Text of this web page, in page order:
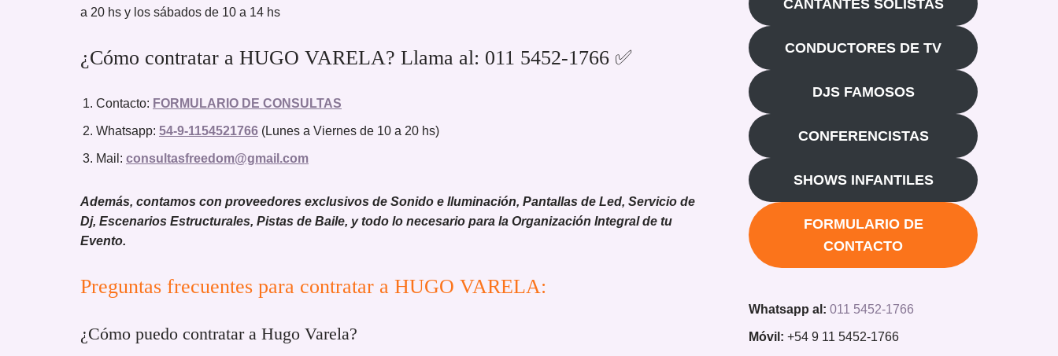
a 20 hs y los sábados de 10 a 14 hs
¿Cómo contratar a HUGO VARELA? Llama al: 011 5452-1766 ✅
Contacto: FORMULARIO DE CONSULTAS
Whatsapp: 54-9-1154521766 (Lunes a Viernes de 10 a 20 hs)
Mail: consultasfreedom@gmail.com
Además, contamos con proveedores exclusivos de Sonido e Iluminación, Pantallas de Led, Servicio de
Dj, Escenarios Estructurales, Pistas de Baile, y todo lo necesario para la Organización Integral de tu
Evento.
Preguntas frecuentes para contratar a HUGO VARELA:
¿Cómo puedo contratar a Hugo Varela?
CANTANTES SOLISTAS
CONDUCTORES DE TV
DJS FAMOSOS
CONFERENCISTAS
SHOWS INFANTILES
FORMULARIO DE
CONTACTO
Whatsapp al: 011 5452-1766
Móvil: +54 9 11 5452-1766